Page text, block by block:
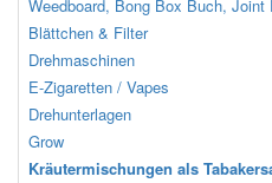
Weedboard, Bong Box Buch,
Blättchen & Filter
Drehmaschinen
E-Zigaretten / Vapes
Drehunterlagen
Grow
Kräutermischungen als